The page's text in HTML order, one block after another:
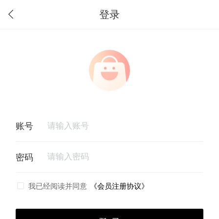
登录
我已经阅读并同意 《会员注册协议》